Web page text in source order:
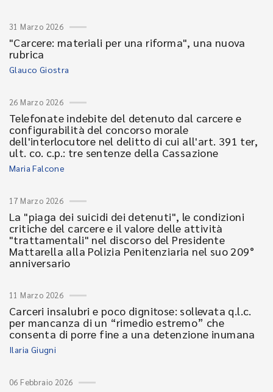
31 Marzo 2026
"Carcere: materiali per una riforma", una nuova
rubrica
Glauco Giostra
26 Marzo 2026
Telefonate indebite del detenuto dal carcere e
configurabilità del concorso morale
dell'interlocutore nel delitto di cui all'art. 391 ter,
ult. co. c.p.: tre sentenze della Cassazione
Maria Falcone
17 Marzo 2026
La "piaga dei suicidi dei detenuti", le condizioni
critiche del carcere e il valore delle attività
"trattamentali" nel discorso del Presidente
Mattarella alla Polizia Penitenziaria nel suo 209°
anniversario
11 Marzo 2026
Carceri insalubri e poco dignitose: sollevata q.l.c.
per mancanza di un “rimedio estremo” che
consenta di porre fine a una detenzione inumana
Ilaria Giugni
06 Febbraio 2026